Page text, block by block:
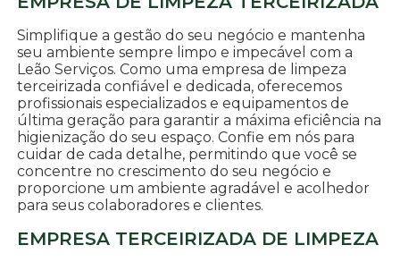
Simplifique a gestão do seu negócio e mantenha
seu ambiente sempre limpo e impecável com a
Leão Serviços. Como uma empresa de limpeza
terceirizada confiável e dedicada, oferecemos
profissionais especializados e equipamentos de
última geração para garantir a máxima eficiência na
higienização do seu espaço. Confie em nós para
cuidar de cada detalhe, permitindo que você se
concentre no crescimento do seu negócio e
proporcione um ambiente agradável e acolhedor
para seus colaboradores e clientes.
EMPRESA TERCEIRIZADA DE LIMPEZA